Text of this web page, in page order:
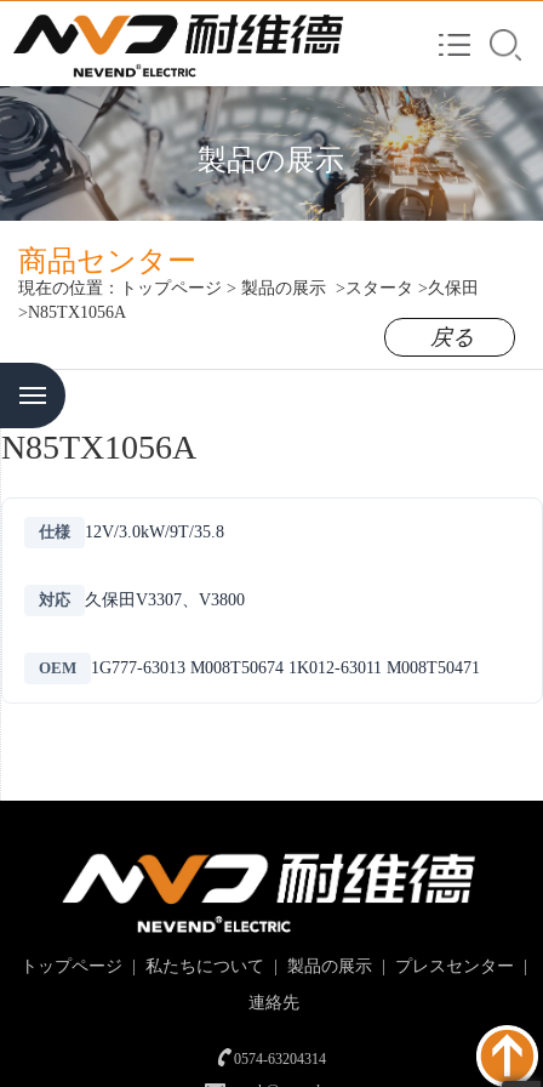
製品の展示
商品センター
現在の位置： トップページ > 製品の展示 >スタータ >久保田
>N85TX1056A
戻る
Menu
N85TX1056A
仕様 12V/3.0kW/9T/35.8
対応 久保田V3307、V3800
OEM 1G777-63013 M008T50674 1K012-63011 M008T50471
トップページ 私たちについて 製品の展示| プレスセンター
連絡先
0574-63204314